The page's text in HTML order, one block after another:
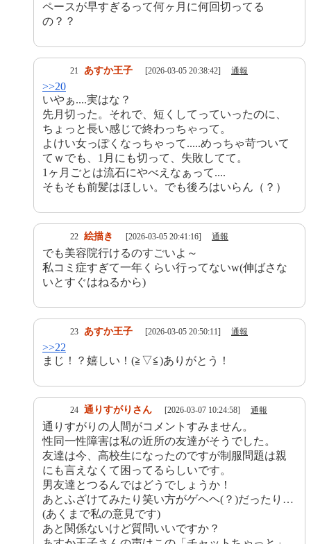
ペースが早すぎるって何ヶ月に何回切ってる
の？？
21 あすか王子 [2026-03-05 20:38:42] 通報
>>20
いやぁ....実はな？
先月切った。それで、短くしてっていったのに、
ちょっと長い感じで終わっちゃって。
よけい女っぽくなっちゃって.....めっちゃ苛ついて
てｗでも、1月にも切って、失敗してて。
1ヶ月ごとは流石にやべえなぁって....
そもそも前髪はほしい。でも後ろはいらん（？）
22 絵描き [2026-03-05 20:41:16] 通報
でも美容院行けるのすごいよ～
私コミ症すぎて一年くらい行ってないw(伸ばさな
いとすぐはねるから)
23 あすか王子 [2026-03-05 20:50:11] 通報
>>22
まじ！？嬉しい！(≧▽≦)ありがとう！
24 通りすがりさん [2026-03-07 10:24:58] 通報
通りすがりの人間がコメントすみません。
性同一性障害は私の近所の友達がそうでした。
友達は今、高校生になったのですが制服問題は親
にも言えなくて困ってるらしいです。
男友達とつるんではどうでしょうか！
あとふざけてみたり笑い方がゲヘヘ(？)だったり…
(あくまで私の意見です)
あと関係ないけど質問いいですか？